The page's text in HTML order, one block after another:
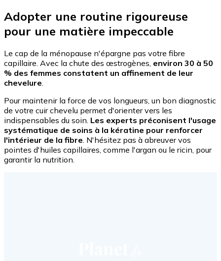
Adopter une routine rigoureuse
pour une matière impeccable
Le cap de la ménopause n'épargne pas votre fibre
capillaire. Avec la chute des œstrogènes, environ 30 à 50
% des femmes constatent un affinement de leur
chevelure.
Pour maintenir la force de vos longueurs, un bon diagnostic
de votre cuir chevelu permet d'orienter vers les
indispensables du soin. Les experts préconisent l'usage
systématique de soins à la kératine pour renforcer
l'intérieur de la fibre. N'hésitez pas à abreuver vos
pointes d'huiles capillaires, comme l'argan ou le ricin, pour
garantir la nutrition.